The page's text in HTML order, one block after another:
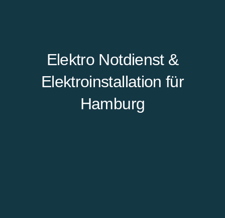
Elektro Notdienst &
Elektroinstallation für
Hamburg